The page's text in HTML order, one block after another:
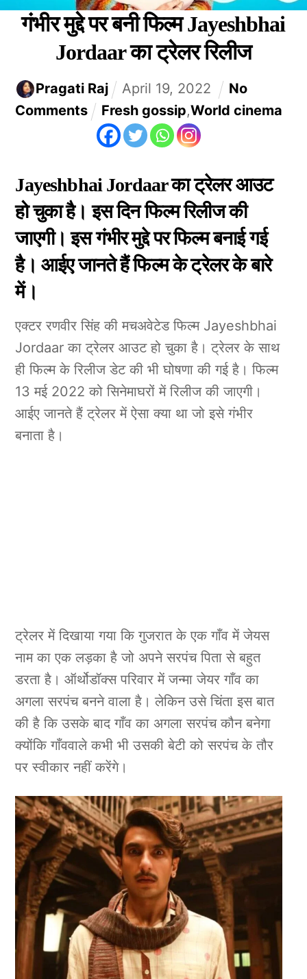
गंभीर मुद्दे पर बनी फिल्म Jayeshbhai
Jordaar का ट्रेलर रिलीज
Pragati Raj April 19, 2022
No
Comments
Fresh gossip,World cinema
Jayeshbhai Jordaar का ट्रेलर आउट
हो चुका है। इस दिन फिल्म रिलीज की
जाएगी। इस गंभीर मुद्दे पर फिल्म बनाई गई
है। आईए जानते हैं फिल्म के ट्रेलर के बारे
में।
एक्टर रणवीर सिंह की मचअवेटेड फिल्म Jayeshbhai
Jordaar का ट्रेलर आउट हो चुका है। ट्रेलर के साथ
ही फिल्म के रिलीज डेट की भी घोषणा की गई है। फिल्म
13 मई 2022 को सिनेमाघरों में रिलीज की जाएगी।
आईए जानते हैं ट्रेलर में ऐसा क्या था जो इसे गंभीर
बनाता है।
ट्रेलर में दिखाया गया कि गुजरात के एक गाँव में जेयस
नाम का एक लड़का है जो अपने सरपंच पिता से बहुत
डरता है। ऑर्थोडॉक्स परिवार में जन्मा जेयर गाँव का
अगला सरपंच बनने वाला है। लेकिन उसे चिंता इस बात
की है कि उसके बाद गाँव का अगला सरपंच कौन बनेगा
क्योंकि गाँववाले कभी भी उसकी बेटी को सरपंच के तौर
पर स्वीकार नहीं करेंगे।